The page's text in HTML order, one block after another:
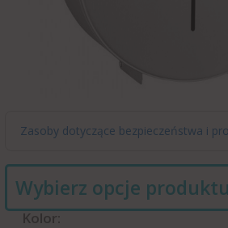
Zasoby dotyczące bezpieczeństwa i
Wybierz opcje
Kolor: